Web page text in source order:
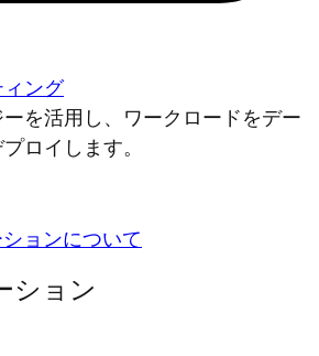
ング
を活用し、ワークロードをデー
ロイします。
ョンについて
ション